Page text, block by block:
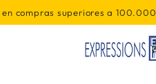
compras superiores a 100.000$